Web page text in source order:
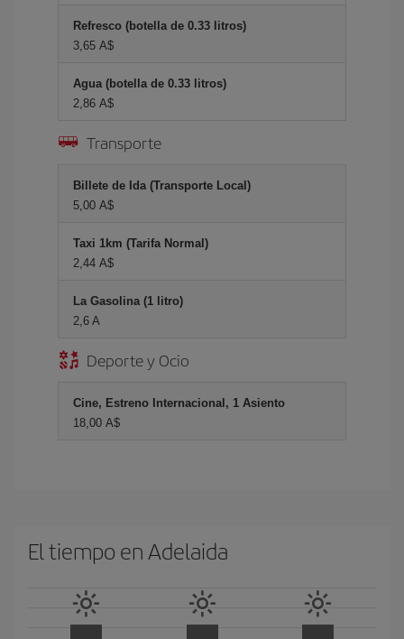
Refresco (botella de 0.33 litros)
3,65 A$
Agua (botella de 0.33 litros)
2,86 A$
Transporte
Billete de Ida (Transporte Local)
5,00 A$
Taxi 1km (Tarifa Normal)
2,44 A$
La Gasolina (1 litro)
2,6 A
Deporte y Ocio
Cine, Estreno Internacional, 1 Asiento
18,00 A$
El tiempo en Adelaida